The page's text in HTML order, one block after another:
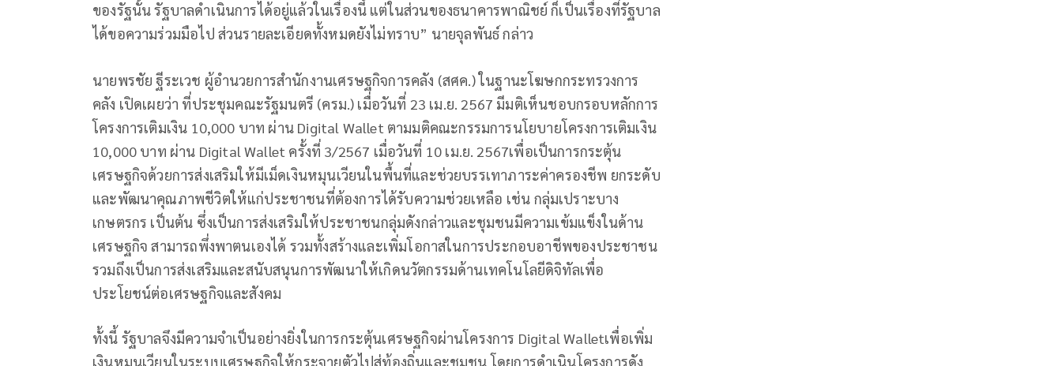
ของรัฐนั้น รัฐบาลดำเนินการได้อยู่แล้วในเรื่องนี้ แต่ในส่วนของธนาคารพาณิชย์ ก็เป็นเรื่องที่รัฐบาล
ได้ขอความร่วมมือไป ส่วนรายละเอียดทั้งหมดยังไม่ทราบ” นายจุลพันธ์ กล่าว
นายพรชัย ฐีระเวช ผู้อำนวยการสำนักงานเศรษฐกิจการคลัง (สศค.) ในฐานะโฆษกกระทรวงการ
คลัง เปิดเผยว่า ที่ประชุมคณะรัฐมนตรี (ครม.) เมื่อวันที่ 23 เม.ย. 2567 มีมติเห็นชอบกรอบหลักการ
โครงการเติมเงิน 10,000 บาท ผ่าน Digital Wallet ตามมติคณะกรรมการนโยบายโครงการเติมเงิน
10,000 บาท ผ่าน Digital Wallet ครั้งที่ 3/2567 เมื่อวันที่ 10 เม.ย. 2567เพื่อเป็นการกระตุ้น
เศรษฐกิจด้วยการส่งเสริมให้มีเม็ดเงินหมุนเวียนในพื้นที่และช่วยบรรเทาภาระค่าครองชีพ ยกระดับ
และพัฒนาคุณภาพชีวิตให้แก่ประชาชนที่ต้องการได้รับความช่วยเหลือ เช่น กลุ่มเปราะบาง
เกษตรกร เป็นต้น ซึ่งเป็นการส่งเสริมให้ประชาชนกลุ่มดังกล่าวและชุมชนมีความเข้มแข็งในด้าน
เศรษฐกิจ สามารถพึ่งพาตนเองได้ รวมทั้งสร้างและเพิ่มโอกาสในการประกอบอาชีพของประชาชน
รวมถึงเป็นการส่งเสริมและสนับสนุนการพัฒนาให้เกิดนวัตกรรมด้านเทคโนโลยีดิจิทัลเพื่อ
ประโยชน์ต่อเศรษฐกิจและสังคม
ทั้งนี้ รัฐบาลจึงมีความจำเป็นอย่างยิ่งในการกระตุ้นเศรษฐกิจผ่านโครงการ Digital Walletเพื่อเพิ่ม
เงินหมุนเวียนในระบบเศรษฐกิจให้กระจายตัวไปสู่ท้องถิ่นและชุมชน โดยการดำเนินโครงการดัง